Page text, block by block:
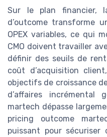
Sur le plan financier,
d’outcome transforme
OPEX variables, ce qui
CMO doivent travailler
définir des seuils de
coût d’acquisition
objectifs de croissance
d’affaires incrémental
martech dépasse
pricing outcome
puissant pour sécuriser